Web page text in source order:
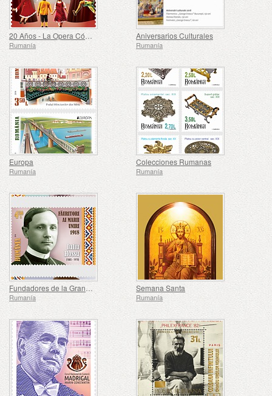
20 Años - La Opera Cómica para Niños
Rumanía
Aniversarios Culturales
Rumanía
Europa
Rumanía
Colecciones Rumanas
Rumanía
Fundadores de la Gran Unión (I)
Rumanía
Semana Santa
Rumanía